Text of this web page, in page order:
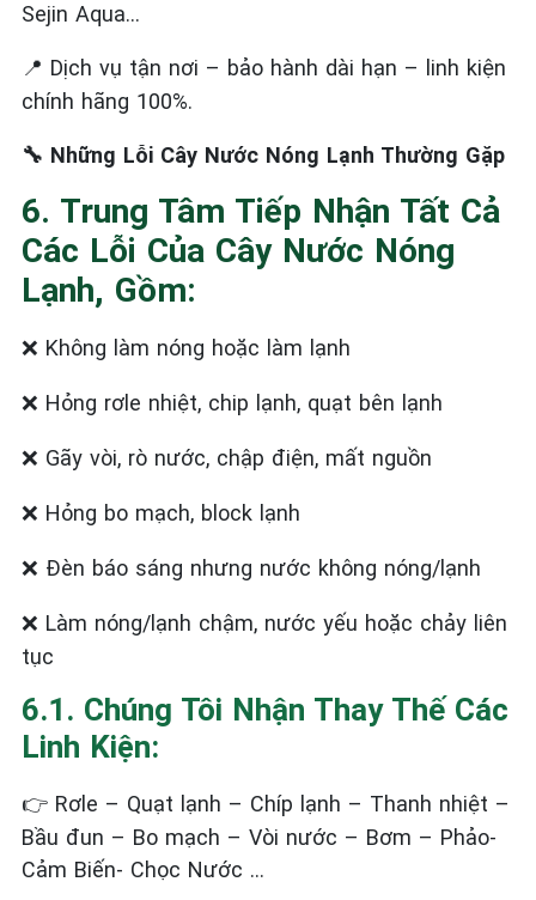
Sejin Aqua…
📍 Dịch vụ tận nơi – bảo hành dài hạn – linh kiện
chính hãng 100%.
🔧 Những Lỗi Cây Nước Nóng Lạnh Thường Gặp
6. Trung Tâm Tiếp Nhận Tất Cả
Các Lỗi Của Cây Nước Nóng
Lạnh, Gồm:
❌ Không làm nóng hoặc làm lạnh
❌ Hỏng rơle nhiệt, chip lạnh, quạt bên lạnh
❌ Gãy vòi, rò nước, chập điện, mất nguồn
❌ Hỏng bo mạch, block lạnh
❌ Đèn báo sáng nhưng nước không nóng/lạnh
❌ Làm nóng/lạnh chậm, nước yếu hoặc chảy liên
tục
6.1. Chúng Tôi Nhận Thay Thế Các
Linh Kiện:
👉 Rơle – Quạt lạnh – Chíp lạnh – Thanh nhiệt –
Bầu đun – Bo mạch – Vòi nước – Bơm – Phảo-
Cảm Biến- Chọc Nước …